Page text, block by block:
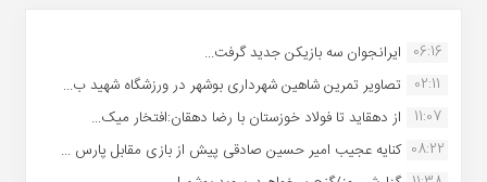
06:16 ایرانجوان سه بازیکن جدید گرفت...
02:11
تصاویر تمرین شاهین شهردارى بوشهر در ورزشگاه شهید ب...
11:07
از دهقاید تا فولاد خوزستان با رضا دهقان:افتخار میک...
08:22 کنایه عجیب امیر حسین صادقی پیش از بازی مقابل پارس ...